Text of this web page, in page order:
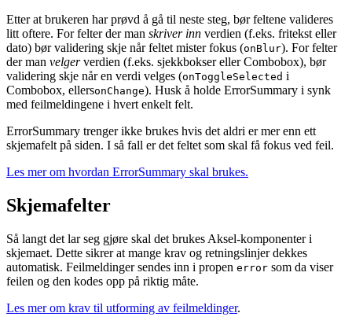
Etter at brukeren har prøvd å gå til neste steg, bør feltene valideres
litt oftere. For felter der man skriver inn verdien (f.eks. fritekst eller
dato) bør validering skje når feltet mister fokus (onBlur). For felter
der man velgerverdien (f.eks. sjekkbokser eller Combobox), bør
validering skje når en verdi velges (onToggleSelected i
Combobox, ellersonChange). Husk å holde ErrorSummary i synk
med feilmeldingene i hvert enkelt felt.
ErrorSummary trenger ikke brukes hvis det aldri er mer enn ett
skjemafelt på siden. I så fall er det feltet som skal få fokus ved feil.
Les mer om hvordan ErrorSummary skal brukes.
Skjemafelter
Så langt det lar seg gjøre skal det brukes Aksel-komponenter i
skjemaet. Dette sikrer at mange krav og retningslinjer dekkes
automatisk. Feilmeldinger sendes inn i propen error som da viser
feilen og den kodes opp på riktig måte.
Les mer om krav til utforming av feilmeldinger.